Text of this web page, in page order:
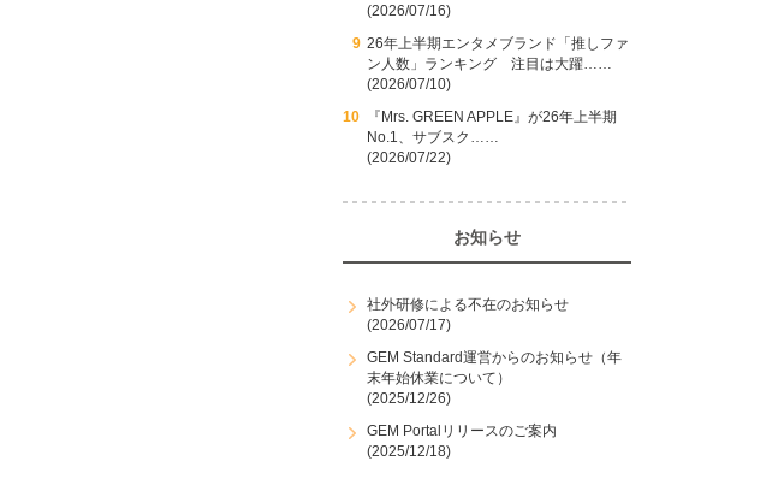
(2026/07/16)
26年上半期エンタメブランド「推しファ
ン人数」ランキング 注目は大躍……
(2026/07/10)
『Mrs. GREEN APPLE』が26年上半期
No.1、サブスク……
(2026/07/22)
お知らせ
社外研修による不在のお知らせ
(2026/07/17)
GEM Standard運営からのお知らせ（年
末年始休業について）
(2025/12/26)
GEM Portalリリースのご案内
(2025/12/18)